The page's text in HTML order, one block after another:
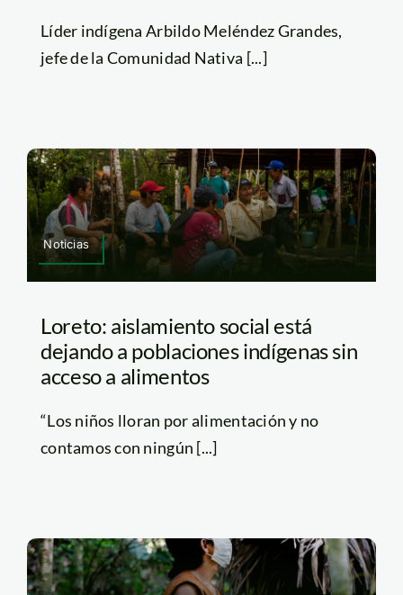
Líder indígena Arbildo Meléndez Grandes,
jefe de la Comunidad Nativa [...]
Noticias
Loreto: aislamiento social está
dejando a poblaciones indígenas sin
acceso a alimentos
“Los niños lloran por alimentación y no
contamos con ningún [...]